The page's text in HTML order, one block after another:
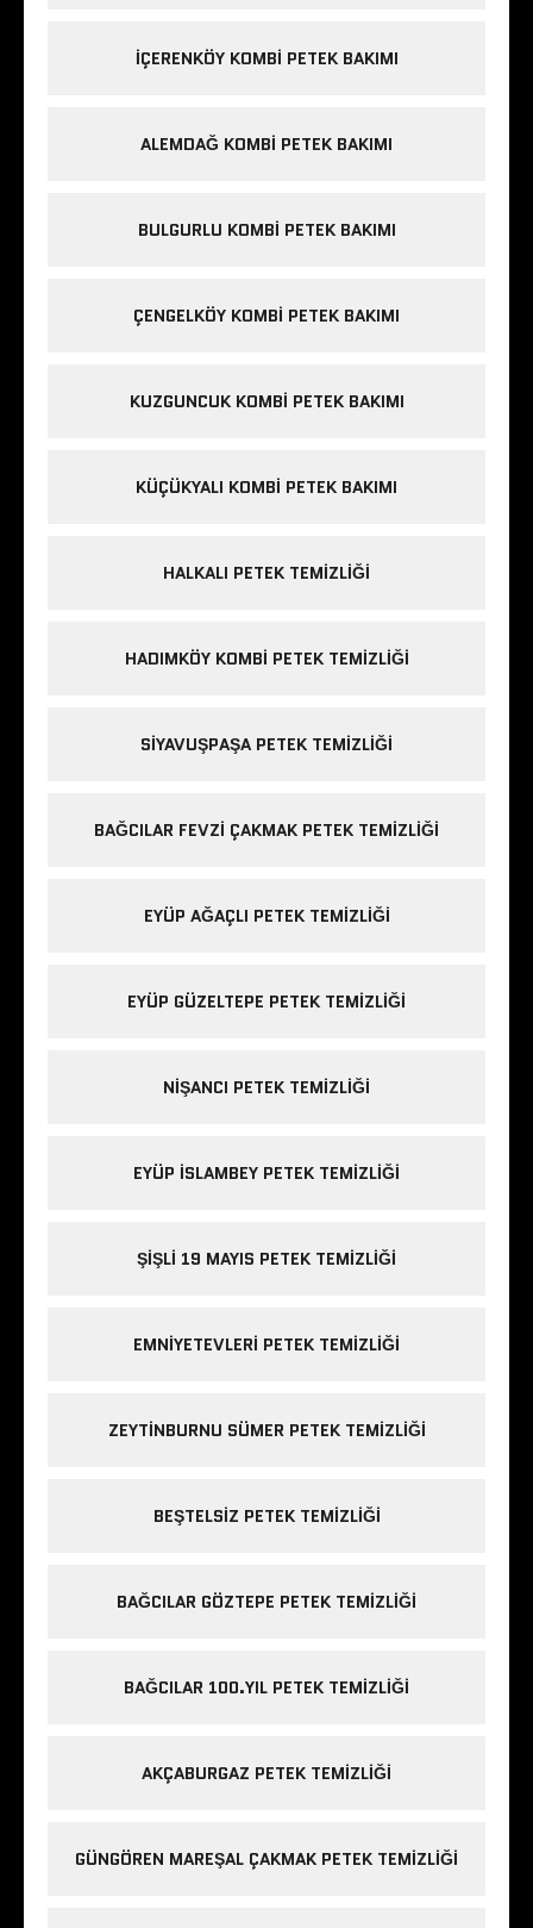
IÇERENKÖY KOMBI PETEK BAKIMI
ALEMDAĞ KOMBI PETEK BAKIMI
BULGURLU KOMBI PETEK BAKIMI
ÇENGELKÖY KOMBI PETEK BAKIMI
KUZGUNCUK KOMBI PETEK BAKIMI
KÜÇÜKYALI KOMBI PETEK BAKIMI
HALKALI PETEK TEMIZLIĞI
HADIMKÖY KOMBI PETEK TEMIZLIĞI
SIYAVUŞPAŞA PETEK TEMIZLIĞI
BAĞCILAR FEVZI ÇAKMAK PETEK TEMIZLIĞI
EYÜP AĞAÇLI PETEK TEMIZLIĞI
EYÜP GÜZELTEPE PETEK TEMIZLIĞI
NIŞANCI PETEK TEMIZLIĞI
EYÜP ISLAMBEY PETEK TEMIZLIĞI
ŞIŞLI 19 MAYIS PETEK TEMIZLIĞI
EMNIYETEVLERI PETEK TEMIZLIĞI
ZEYTINBURNU SÜMER PETEK TEMIZLIĞI
BEŞTELSIZ PETEK TEMIZLIĞI
BAĞCILAR GÖZTEPE PETEK TEMIZLIĞI
BAĞCILAR 100.YIL PETEK TEMIZLIĞI
AKÇABURGAZ PETEK TEMIZLIĞI
GÜNGÖREN MAREŞAL ÇAKMAK PETEK TEMIZLIĞI